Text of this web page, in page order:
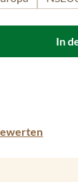
In